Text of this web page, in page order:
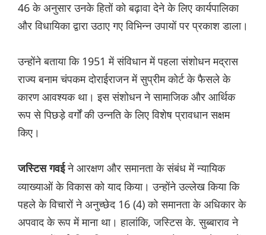
46 के अनुसार उनके हितों को बढ़ावा देने के लिए कार्यपालिका
और विधायिका द्वारा उठाए गए विभिन्न उपायों पर प्रकाश डाला।
उन्होंने बताया कि 1951 में संविधान में पहला संशोधन मद्रास
राज्य बनाम चंपकम दोराईराजन में सुप्रीम कोर्ट के फैसले के
कारण आवश्यक था। इस संशोधन ने सामाजिक और आर्थिक
रूप से पिछड़े वर्गों की उन्नति के लिए विशेष प्रावधान सक्षम
किए।
जस्टिस गवईने आरक्षण और समानता के संबंध में न्यायिक
व्याख्याओं के विकास को याद किया। उन्होंने उल्लेख किया कि
पहले के विचारों ने अनुच्छेद 16 (4) को समानता के अधिकार के
अपवाद के रूप में माना था। हालांकि, जस्टिस के. सुब्बाराव ने